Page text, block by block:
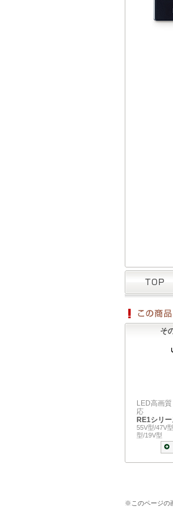
そ
LED高画
応
RE1シリ
55V型/47V
型/19V型
※このページの